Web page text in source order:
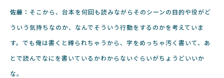
佐藤： そこから、台本を何回も読みながらそのシーンの目的や役がど
ういう気持ちなのか、なんでそういう行動をするのかを考えていま
す。でも俺は書くと縛られちゃうから、字をめっちゃ汚く書いて、あ
とで読んでなにを書いているかわからないぐらいがちょうどいいか
な。